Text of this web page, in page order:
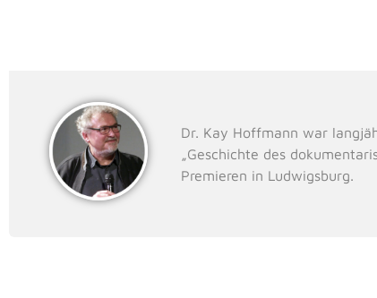
Dr. Kay Hoffmann war
„Geschichte des
Premieren in Ludwigsburg.